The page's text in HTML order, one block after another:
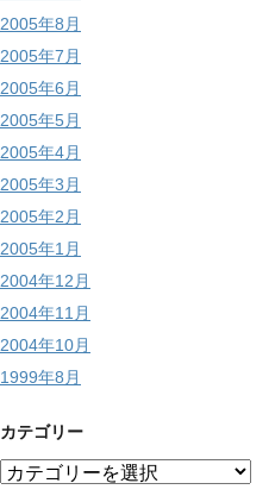
2005年8月
2005年7月
2005年6月
2005年5月
2005年4月
2005年3月
2005年2月
2005年1月
2004年12月
2004年11月
2004年10月
1999年8月
カテゴリー
カ